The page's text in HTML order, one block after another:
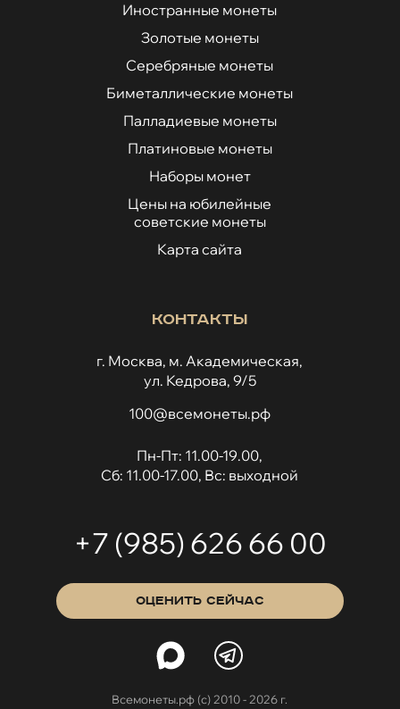
Иностранные монеты
Золотые монеты
Серебряные монеты
Биметаллические монеты
Палладиевые монеты
Платиновые монеты
Наборы монет
Цены на юбилейные
советские монеты
Карта сайта
Контакты
г. Москва, м. Академическая,
ул. Кедрова, 9/5
100@всемонеты.рф
Пн-Пт: 11.00-19.00,
Сб: 11.00-17.00, Вс: выходной
+7 (985) 626 66 00
ОЦЕНИТЬ СЕЙЧАС
Всемонеты.рф (с) 2010 - 2026 г.